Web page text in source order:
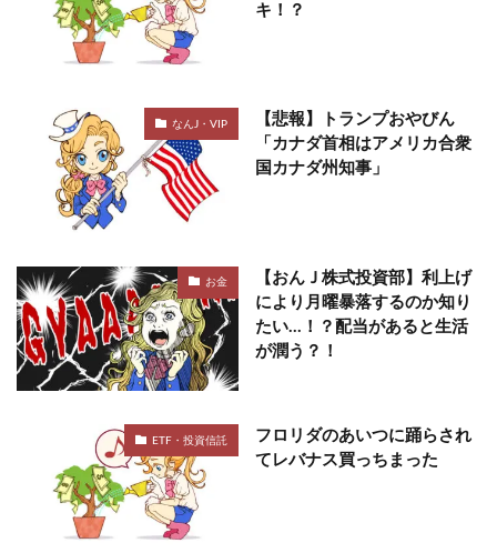
キ！？
なんJ・VIP
【悲報】トランプおやびん
「カナダ首相はアメリカ合衆
国カナダ州知事」
お金
【おんＪ株式投資部】利上げ
により月曜暴落するのか知り
たい…！？配当があると生活
が潤う？！
ETF・投資信託
フロリダのあいつに踊らされ
てレバナス買っちまった